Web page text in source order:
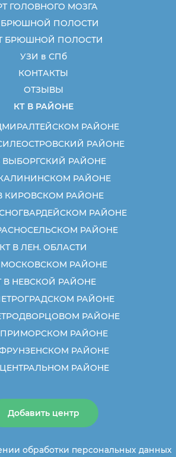
ГОЛОВНОГО МОЗГА
БРЮШНОЙ ПОЛОСТИ
БРЮШНОЙ ПОЛОСТИ
УЗИ в СПб
КОНТАКТЫ
ОТЗЫВЫ
КТ В РАЙОНЕ
РАЙОНЕ
РАЙОНЕ
ВЫБОРГСКИЙ РАЙОНЕ
РАЙОНЕ
КИРОВСКОМ РАЙОНЕ
РАЙОНЕ
РАЙОНЕ
КТ В ЛЕН. ОБЛАСТИ
МОСКОВСКОМ РАЙОНЕ
В НЕВСКОЙ РАЙОНЕ
РАЙОНЕ
РАЙОНЕ
ПРИМОРСКОМ РАЙОНЕ
ФРУНЗЕНСКОМ РАЙОНЕ
ЦЕНТРАЛЬНОМ РАЙОНЕ
Добавить центр
обработки персональных данных